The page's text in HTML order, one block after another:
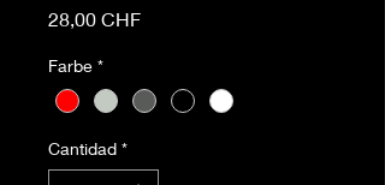
28,00 CHFPrecio
Farbe *
Cantidad *